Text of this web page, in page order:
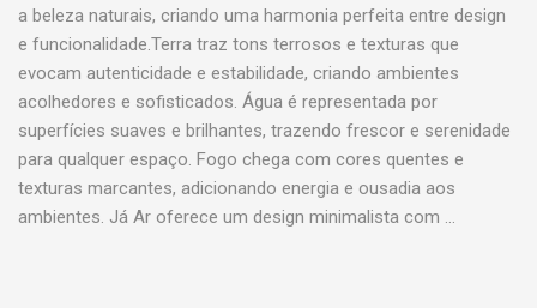
a beleza naturais, criando uma harmonia perfeita entre design
e funcionalidade.Terra traz tons terrosos e texturas que
evocam autenticidade e estabilidade, criando ambientes
acolhedores e sofisticados. Água é representada por
superfícies suaves e brilhantes, trazendo frescor e serenidade
para qualquer espaço. Fogo chega com cores quentes e
texturas marcantes, adicionando energia e ousadia aos
ambientes. Já Ar oferece um design minimalista com …